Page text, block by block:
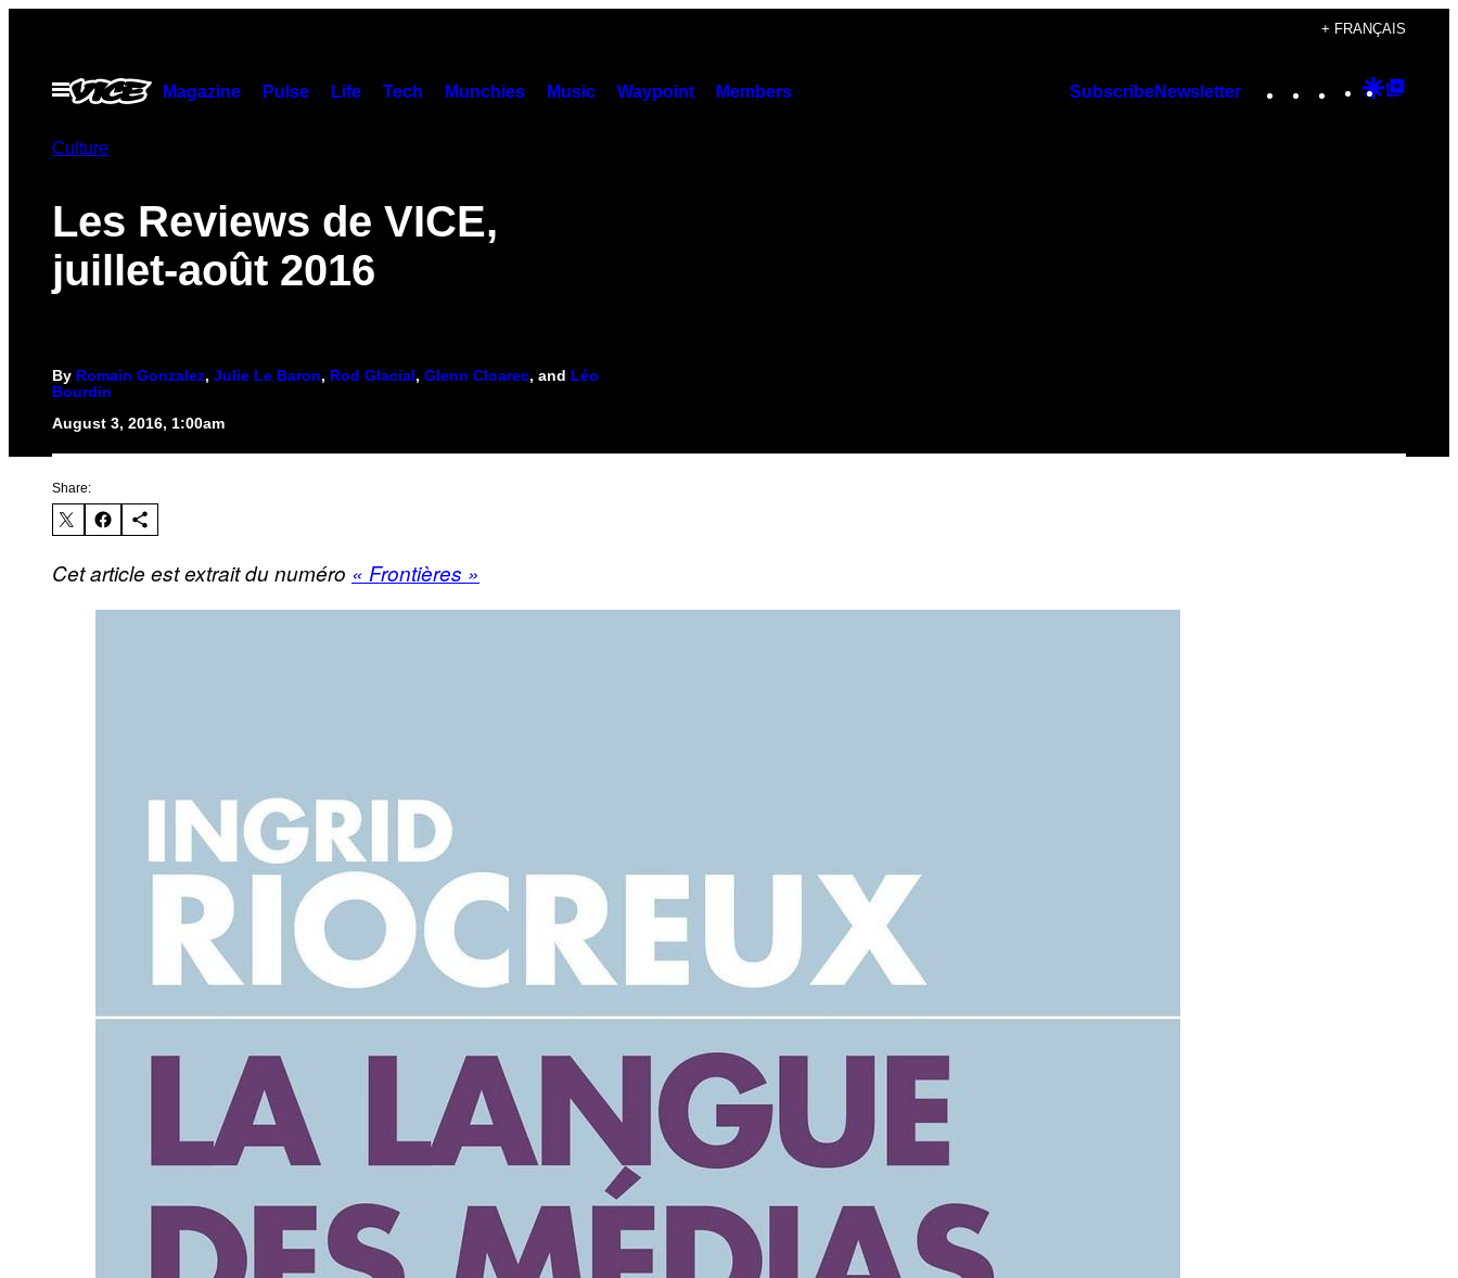
content
+ FRANÇAIS
Open
Menu
Magazine Pulse Life Tech Munchies Music Waypoint Members SubscribeNewsletter Instagram
TikTok
YouTube
Google
Culture
Les Reviews de VICE,
juillet-août 2016
By Romain Gonzalez, Julie Le Baron, Rod Glacial, Glenn Cloarec, and Léo
Bourdin
August 3, 2016, 1:00am
Share:
Cet article est extrait du numéro « Frontières »